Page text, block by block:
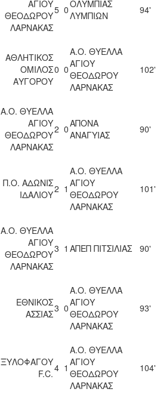
ΑΓΙΟΥ
ΘΕΟΔΩΡΟΥ
ΛΑΡΝΑΚΑΣ
5 0ΟΛΥΜΠΙΑΣ
ΛΥΜΠΙΩΝ
94'
ΑΘΛΗΤΙΚΟΣ
ΟΜΙΛΟΣ
ΑΥΓΟΡΟΥ
0 0
Α.Ο. ΘΥΕΛΛΑ
ΑΓΙΟΥ
ΘΕΟΔΩΡΟΥ
ΛΑΡΝΑΚΑΣ
102'
Α.Ο. ΘΥΕΛΛΑ
ΑΓΙΟΥ
ΘΕΟΔΩΡΟΥ
ΛΑΡΝΑΚΑΣ
2 0ΑΠΟΝΑ
ΑΝΑΓΥΙΑΣ
90'
Π.Ο. ΑΔΩΝΙΣ
ΙΔΑΛΙΟΥ2 1
Α.Ο. ΘΥΕΛΛΑ
ΑΓΙΟΥ
ΘΕΟΔΩΡΟΥ
ΛΑΡΝΑΚΑΣ
101'
Α.Ο. ΘΥΕΛΛΑ
ΑΓΙΟΥ
ΘΕΟΔΩΡΟΥ
ΛΑΡΝΑΚΑΣ
3 1 ΑΠΕΠ ΠΙΤΣΙΛΙΑΣ 90'
ΕΘΝΙΚΟΣ
ΑΣΣΙΑΣ3 0
Α.Ο. ΘΥΕΛΛΑ
ΑΓΙΟΥ
ΘΕΟΔΩΡΟΥ
ΛΑΡΝΑΚΑΣ
93'
ΞΥΛΟΦΑΓΟΥ
F.C.4 1
Α.Ο. ΘΥΕΛΛΑ
ΑΓΙΟΥ
ΘΕΟΔΩΡΟΥ
ΛΑΡΝΑΚΑΣ
104'